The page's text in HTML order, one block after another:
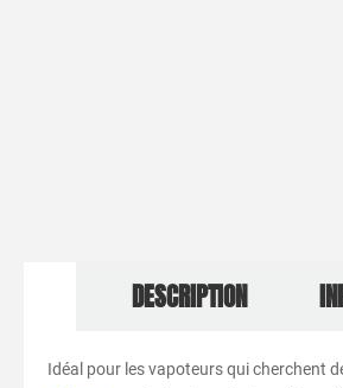
DESCRIPTION
Idéal pour les vapoteurs qui cherchent